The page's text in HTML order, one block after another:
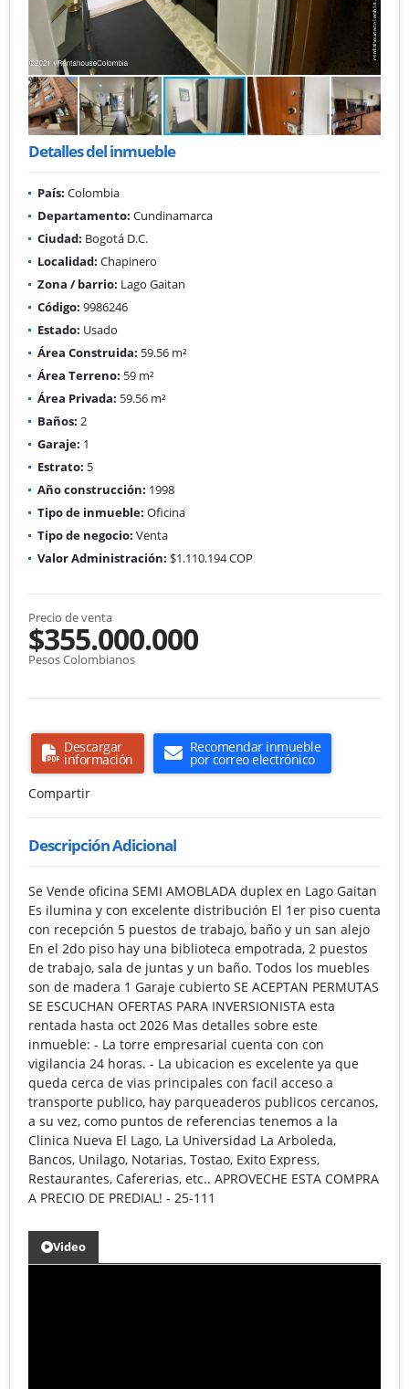
Detalles del inmueble
País: Colombia
Departamento: Cundinamarca
Ciudad: Bogotá D.C.
Localidad: Chapinero
Zona / barrio: Lago Gaitan
Código: 9986246
Estado: Usado
Área Construida: 59.56 m²
Área Terreno: 59 m²
Área Privada: 59.56 m²
Baños: 2
Garaje: 1
Estrato: 5
Año construcción: 1998
Tipo de inmueble: Oficina
Tipo de negocio: Venta
Valor Administración: $1.110.194 COP
Precio de venta
$355.000.000
Pesos Colombianos
Descargar
información
Recomendar inmueble
por correo electrónico
Compartir
Descripción Adicional
Se Vende oficina SEMI AMOBLADA duplex en Lago Gaitan
Es ilumina y con excelente distribución El 1er piso cuenta
con recepción 5 puestos de trabajo, baño y un san alejo
En el 2do piso hay una biblioteca empotrada, 2 puestos
de trabajo, sala de juntas y un baño. Todos los muebles
son de madera 1 Garaje cubierto SE ACEPTAN PERMUTAS
SE ESCUCHAN OFERTAS PARA INVERSIONISTA esta
rentada hasta oct 2026 Mas detalles sobre este
inmueble: - La torre empresarial cuenta con con
vigilancia 24 horas. - La ubicacion es excelente ya que
queda cerca de vias principales con facil acceso a
transporte publico, hay parqueaderos publicos cercanos,
a su vez, como puntos de referencias tenemos a la
Clinica Nueva El Lago, La Universidad La Arboleda,
Bancos, Unilago, Notarias, Tostao, Exito Express,
Restaurantes, Cafererias, etc.. APROVECHE ESTA COMPRA
A PRECIO DE PREDIAL! - 25-111
Video